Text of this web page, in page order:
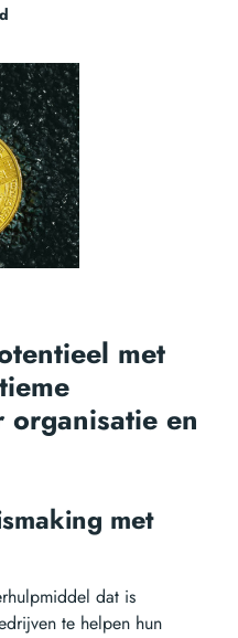
met
organisatie en
met
dat is
te helpen hun